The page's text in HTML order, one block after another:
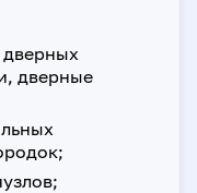
дверных
дверные